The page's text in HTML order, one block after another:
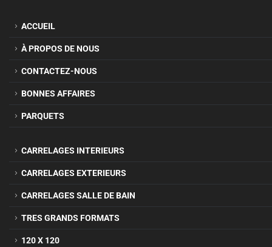
ACCUEIL
À PROPOS DE NOUS
CONTACTEZ-NOUS
BONNES AFFAIRES
PARQUETS
CARRELAGES INTERIEURS
CARRELAGES EXTERIEURS
CARRELAGES SALLE DE BAIN
TRES GRANDS FORMATS
120 X 120